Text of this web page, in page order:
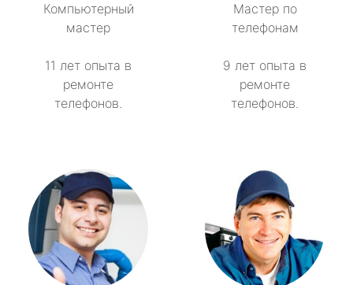
Компьютерный
мастер
11 лет опыта в
ремонте
телефонов.
Мастер по
телефонам
9 лет опыта в
ремонте
телефонов.